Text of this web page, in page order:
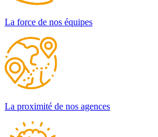
La force de nos équipes
La proximité de nos agences